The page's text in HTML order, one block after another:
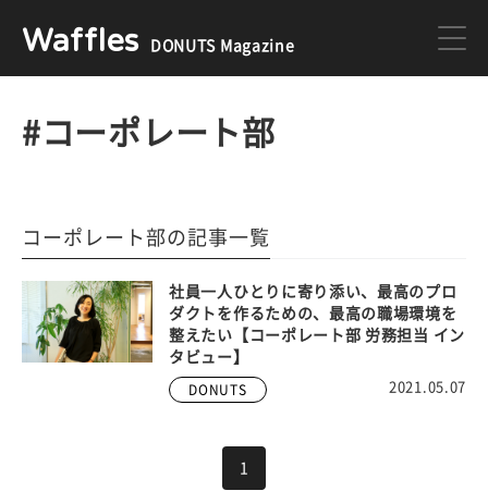
Waffles DONUTS Magazine
DONUTS ジョブカン
#コーポレート部
コーポレート部の記事一覧
DONUTS 2021.05.07
社員一人ひとりに寄り添い、最高のプロ
ダクトを作るための、最高の職場環境を
整えたい【コーポレート部 労務担当 イン
タビュー】
1